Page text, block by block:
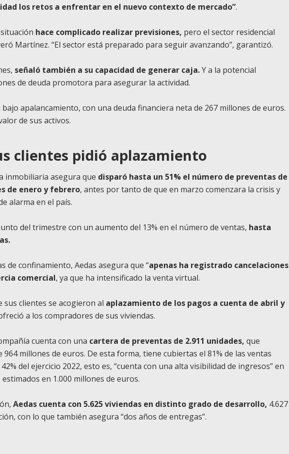
los retos a enfrentar en el nuevo contexto de mercado”.
hace complicado realizar previsiones, pero el sector residencial
Martínez. “El sector está preparado para seguir avanzando”, garantizó.
señaló también a su capacidad de generar caja.Y a la potencial
de deuda promotora para asegurar la actividad.
apalancamiento, con una deuda financiera neta de 267 millones de euros.
de sus activos.
clientes pidió aplazamiento
inmobiliaria asegura que disparó hasta un 51% el número de preventas de
de enero y febrero, antes por tanto de que en marzo comenzara la crisis y
alarma en el país.
del trimestre con un aumento del 13% en el número de ventas, hasta
de confinamiento, Aedas asegura que “apenas ha registrado cancelaciones
comercial, ya que ha intensificado la venta virtual.
sus clientes se acogieron al aplazamiento de los pagos a cuenta de abril y
a los compradores de sus viviendas.
cuenta con una cartera de preventas de 2.911 unidades, que
millones de euros. De esta forma, tiene cubiertas el 81% de las ventas
del ejercicio 2022, esto es, “cuenta con una alta visibilidad de ingresos” en
en 1.000 millones de euros.
Aedas cuenta con 5.625 viviendas en distinto grado de desarrollo, 4.627
con lo que también asegura “dos años de entregas”.